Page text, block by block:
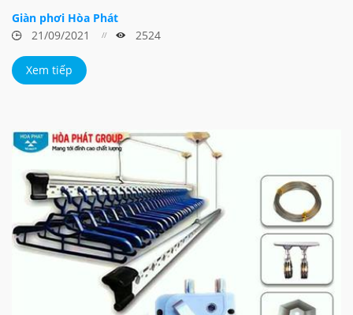
Giàn phơi Hòa Phát
21/09/2021
2524
Xem tiếp